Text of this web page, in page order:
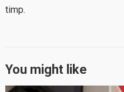
timp.
You might like